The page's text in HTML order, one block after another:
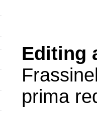
Editing
prima